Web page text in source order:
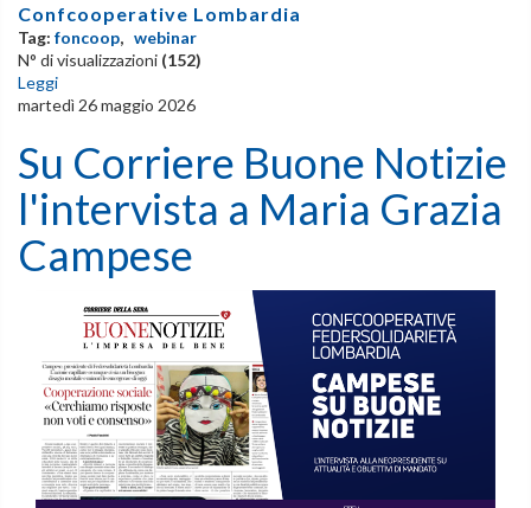
Confcooperative Lombardia
Tag: foncoop, webinar
N° di visualizzazioni (152)
Leggi
martedì 26 maggio 2026
Su Corriere Buone Notizie
l'intervista a Maria Grazia
Campese